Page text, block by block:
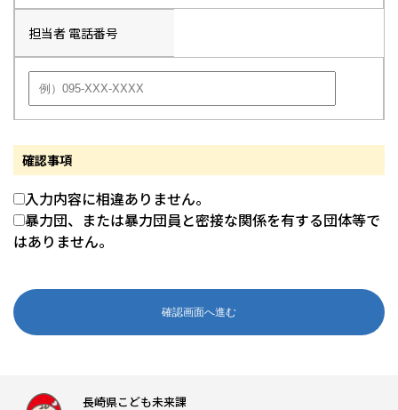
担当者 電話番号
確認事項
入力内容に相違ありません。
暴力団、または暴力団員と密接な関係を有する団体等で
はありません。
長崎県こども未来課